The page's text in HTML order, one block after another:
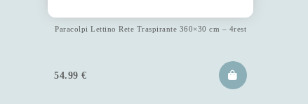
Paracolpi Lettino Rete Traspirante 360×30 cm – 4rest
54.99 €